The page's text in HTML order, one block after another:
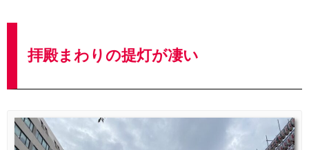
拝殿まわりの提灯が凄い